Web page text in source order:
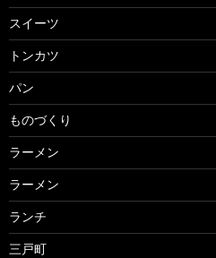
スイーツ
トンカツ
パン
ものづくり
ラーメン
ラーメン
ランチ
三戸町